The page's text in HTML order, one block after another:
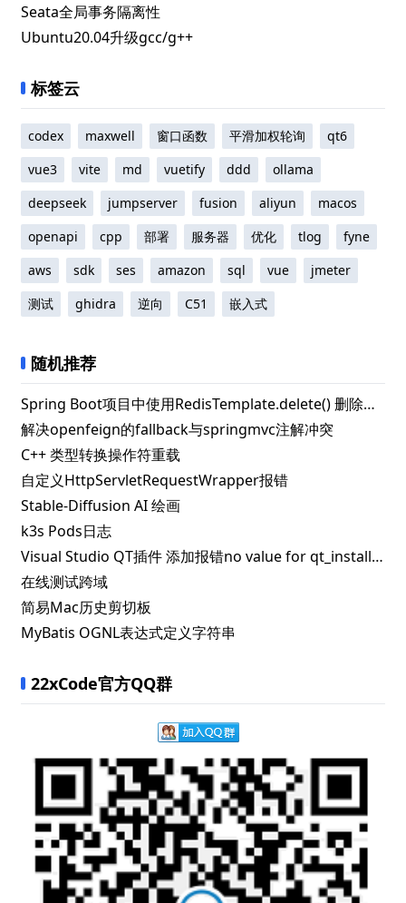
Seata全局事务隔离性
Ubuntu20.04升级gcc/g++
标签云
codex maxwell 窗口函数 平滑加权轮询
qt6
vue3
vite md vuetify ddd
ollama
deepseek
jumpserver fusion aliyun
macos
openapi
cpp 部署 服务器 优化 tlog
fyne
aws
sdk ses amazon sql vue
jmeter
测试
ghidra 逆向 C51 嵌入式
随机推荐
Spring Boot项目中使用RedisTemplate.delete() 删除指定key失败的解决办法
解决openfeign的fallback与springmvc注解冲突
C++ 类型转换操作符重载
自定义HttpServletRequestWrapper报错
Stable-Diffusion AI 绘画
k3s Pods日志
Visual Studio QT插件 添加报错no value for qt_install_prefix/src
在线测试跨域
简易Mac历史剪切板
MyBatis OGNL表达式定义字符串
22xCode官方QQ群